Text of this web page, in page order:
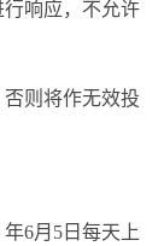
响应，不允许
则将作无效投
年6月 5 日每天上